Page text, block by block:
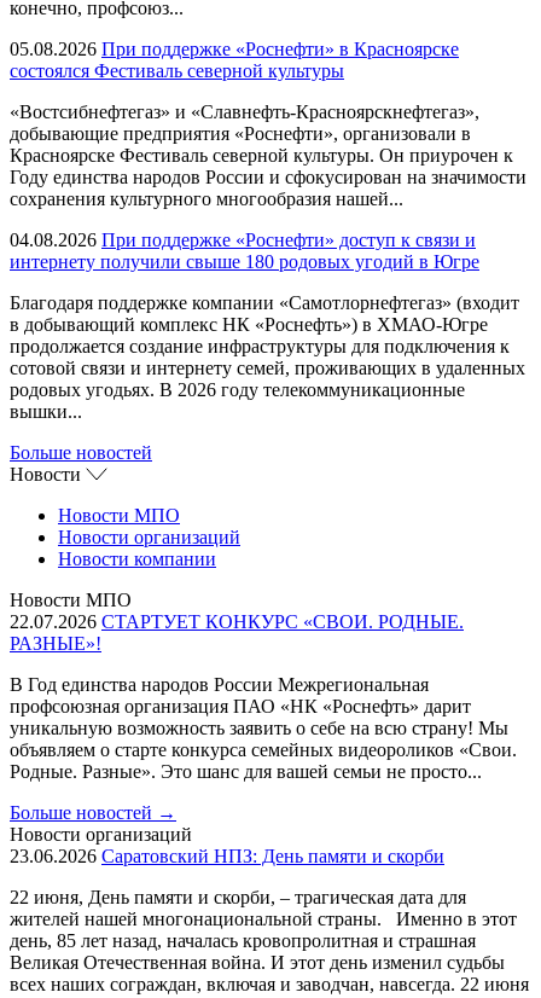
конечно, профсоюз...
05.08.2026 При поддержке «Роснефти» в Красноярске
состоялся Фестиваль северной культуры
«Востсибнефтегаз» и «Славнефть-Красноярскнефтегаз»,
добывающие предприятия «Роснефти», организовали в
Красноярске Фестиваль северной культуры. Он приурочен к
Году единства народов России и сфокусирован на значимости
сохранения культурного многообразия нашей...
04.08.2026 При поддержке «Роснефти» доступ к связи и
интернету получили свыше 180 родовых угодий в Югре
Благодаря поддержке компании «Самотлорнефтегаз» (входит
в добывающий комплекс НК «Роснефть») в ХМАО-Югре
продолжается создание инфраструктуры для подключения к
сотовой связи и интернету семей, проживающих в удаленных
родовых угодьях. В 2026 году телекоммуникационные
вышки...
Больше новостей
Новости
Новости МПО
Новости организаций
Новости компании
Новости МПО
22.07.2026 СТАРТУЕТ КОНКУРС «СВОИ. РОДНЫЕ.
РАЗНЫЕ»!
В Год единства народов России Межрегиональная
профсоюзная организация ПАО «НК «Роснефть» дарит
уникальную возможность заявить о себе на всю страну! Мы
объявляем о старте конкурса семейных видеороликов «Свои.
Родные. Разные». Это шанс для вашей семьи не просто...
Больше новостей →
Новости организаций
23.06.2026 Саратовский НПЗ: День памяти и скорби
22 июня, День памяти и скорби, – трагическая дата для
жителей нашей многонациональной страны. Именно в этот
день, 85 лет назад, началась кровопролитная и страшная
Великая Отечественная война. И этот день изменил судьбы
всех наших сограждан, включая и заводчан, навсегда. 22 июня